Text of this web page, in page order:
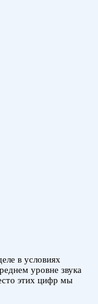
в условиях
уровне звука
этих цифр мы